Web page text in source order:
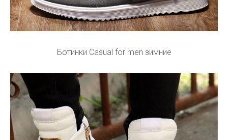
Ботинки Casual for men зимние